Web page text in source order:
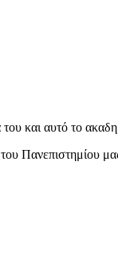
και αυτό το
Πανεπιστημίου